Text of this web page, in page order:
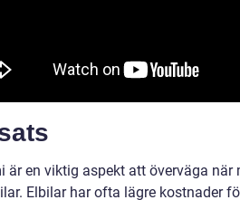
är en viktig aspekt att överväga
Elbilar har ofta lägre kostnader